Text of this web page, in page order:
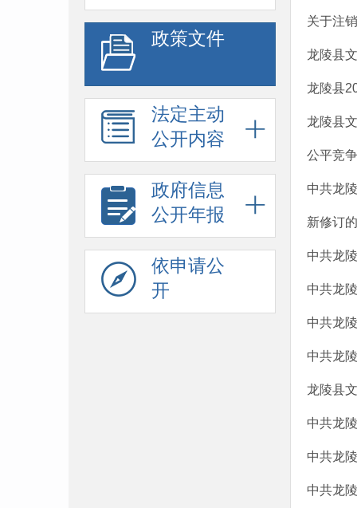
政策文件
法定主动
公开内容
政府信息
公开年报
依申请公
开
关于注
龙陵县
龙陵县
龙陵县
公平竞
中共龙
新修订
中共龙
中共龙
中共龙
中共龙
龙陵县
中共龙
中共龙
中共龙